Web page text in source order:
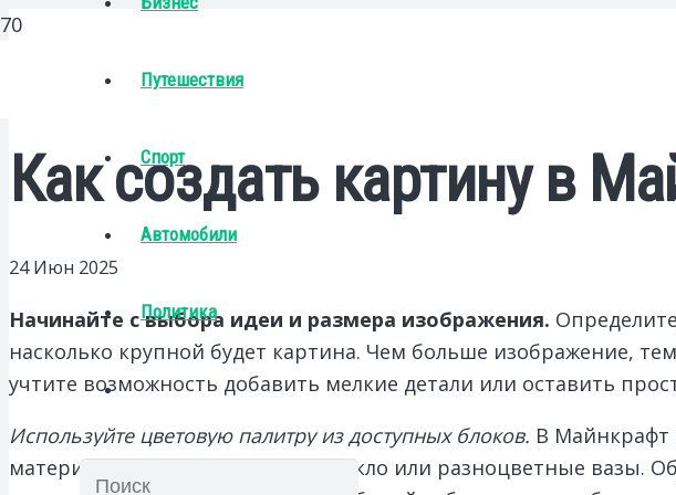
Путешествия
Спорт
Автомобили
Политика
Как создать картину в
24 Июн 2025
Начинайте с выбора идеи и размера изображения.
насколько крупной будет картина. Чем больше изображение,
учтите возможность добавить мелкие детали или оставить
Используйте цветовую палитру из доступных блоков. В Майнкрафт
материалы, такие как шерсть, стекло или разноцветные вазы.